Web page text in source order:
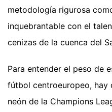
metodología rigurosa
inquebrantable con el
cenizas de la cuenca del
Para entender el peso de
fútbol centroeuropeo, hay
neón de la Champions